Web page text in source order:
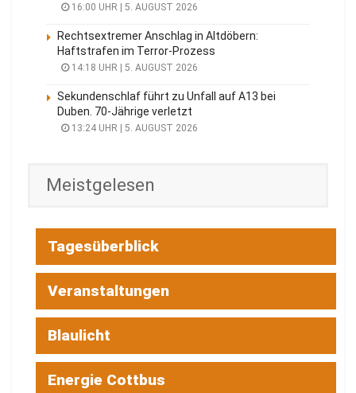
16:00 UHR | 5. AUGUST 2026
Rechtsextremer Anschlag in Altdöbern:
Haftstrafen im Terror-Prozess
14:18 UHR | 5. AUGUST 2026
Sekundenschlaf führt zu Unfall auf A13 bei
Duben. 70-Jährige verletzt
13:24 UHR | 5. AUGUST 2026
Meistgelesen
Tagesüberblick
Veranstaltungen
Blaulicht
Energie Cottbus